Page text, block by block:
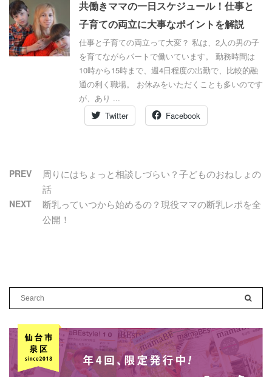
共働きママの一日スケジュール！仕事と
子育ての両立に大事なポイントを解説
仕事と子育ての両立って大変？ 私は、2人の男の子
を育てながらパートで働いています。 勤務時間は
10時から15時まで、週4日程度の出勤で、比較的融
通の利く職場。 お休みをいただくことも多いのです
が、あり ...
Twitter
Facebook
PREV
周りにはちょっと相談しづらい？子どものおねしょの
話
NEXT
断乳っていつから始めるの？現役ママの断乳レポを全
公開！